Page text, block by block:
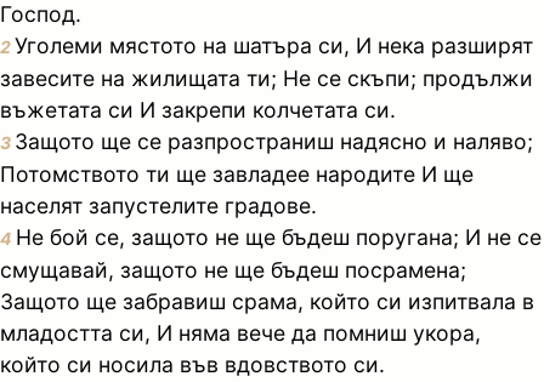
Господ.
2Уголеми мястото на шатъра си, И нека разширят
завесите на жилищата ти; Не се скъпи; продължи
въжетата си И закрепи колчетата си.
3 Защото ще се разпространиш надясно и наляво;
Потомството ти ще завладее народите И ще
населят запустелите градове.
4 Не бой се, защото не ще бъдеш поругана; И не се
смущавай, защото не ще бъдеш посрамена;
Защото ще забравиш срама, който си изпитвала в
младостта си, И няма вече да помниш укора,
който си носила във вдовството си.